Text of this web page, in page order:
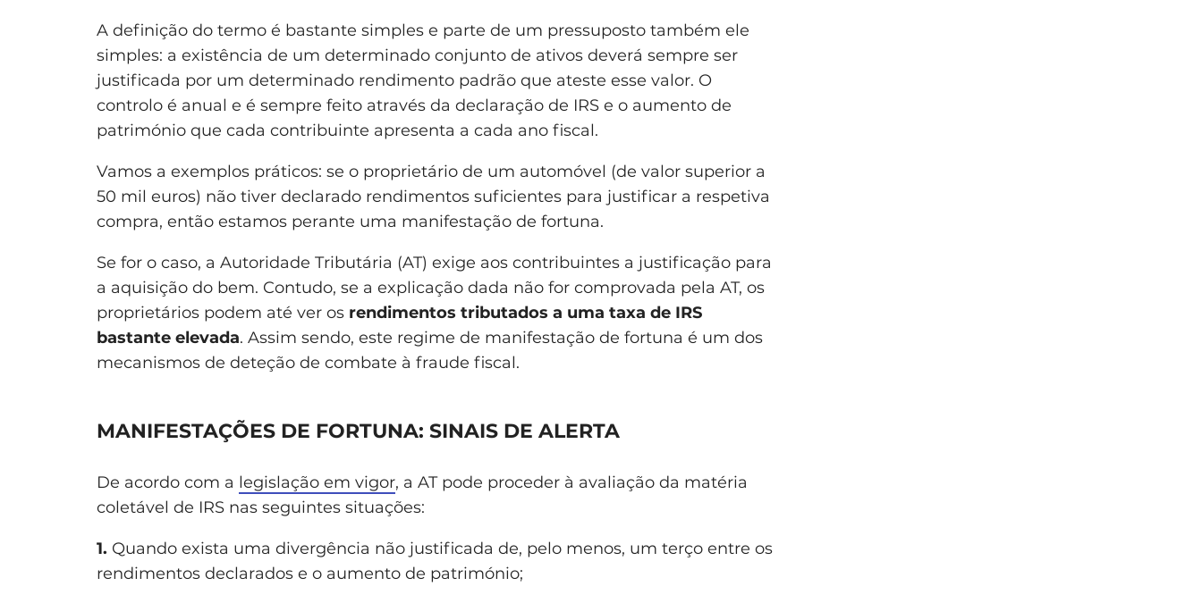
A definição do termo é bastante simples e parte de um pressuposto também ele
simples: a existência de um determinado conjunto de ativos deverá sempre ser
justificada por um determinado rendimento padrão que ateste esse valor. O
controlo é anual e é sempre feito através da declaração de IRS e o aumento de
património que cada contribuinte apresenta a cada ano fiscal.
Vamos a exemplos práticos: se o proprietário de um automóvel (de valor superior a
50 mil euros) não tiver declarado rendimentos suficientes para justificar a respetiva
compra, então estamos perante uma manifestação de fortuna.
Se for o caso, a Autoridade Tributária (AT) exige aos contribuintes a justificação para
a aquisição do bem. Contudo, se a explicação dada não for comprovada pela AT, os
proprietários podem até ver os rendimentos tributados a uma taxa de IRS
bastante elevada. Assim sendo, este regime de manifestação de fortuna é um dos
mecanismos de deteção de combate à fraude fiscal.
MANIFESTAÇÕES DE FORTUNA: SINAIS DE ALERTA
De acordo com a legislação em vigor, a AT pode proceder à avaliação da matéria
coletável de IRS nas seguintes situações:
1. Quando exista uma divergência não justificada de, pelo menos, um terço entre os
rendimentos declarados e o aumento de património;